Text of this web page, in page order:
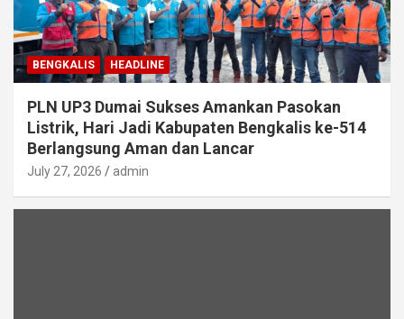
BENGKALIS HEADLINE
PLN UP3 Dumai Sukses Amankan Pasokan
Listrik, Hari Jadi Kabupaten Bengkalis ke-514
Berlangsung Aman dan Lancar
July 27, 2026 admin